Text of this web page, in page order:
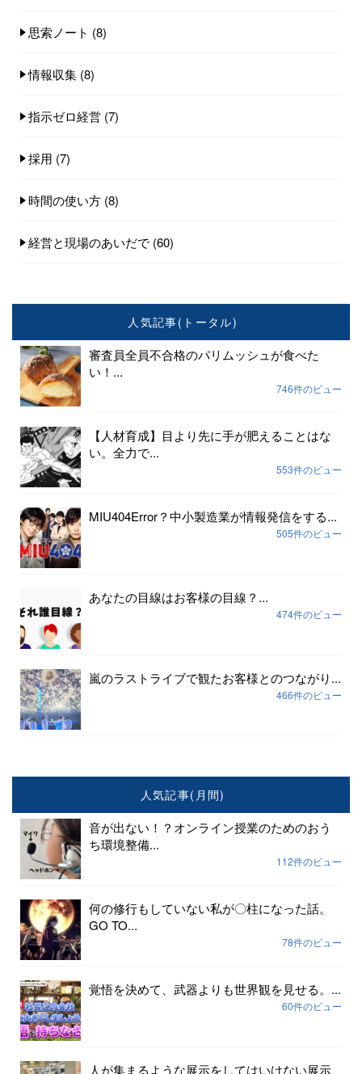
思索ノート (8)
情報収集 (8)
指示ゼロ経営 (7)
採用 (7)
時間の使い方 (8)
経営と現場のあいだで (60)
人気記事(トータル)
審査員全員不合格のパリムッシュが食べた
い！...
746件のビュー
【人材育成】目より先に手が肥えることはな
い。全力で...
553件のビュー
MIU404Error？中小製造業が情報発信をする...
505件のビュー
あなたの目線はお客様の目線？...
474件のビュー
嵐のラストライブで観たお客様とのつながり...
466件のビュー
人気記事(月間)
音が出ない！？オンライン授業のためのおう
ち環境整備...
112件のビュー
何の修行もしていない私が〇柱になった話。
GO TO...
78件のビュー
覚悟を決めて、武器よりも世界観を見せる。...
60件のビュー
人が集まるような展示をしてはいけない展示